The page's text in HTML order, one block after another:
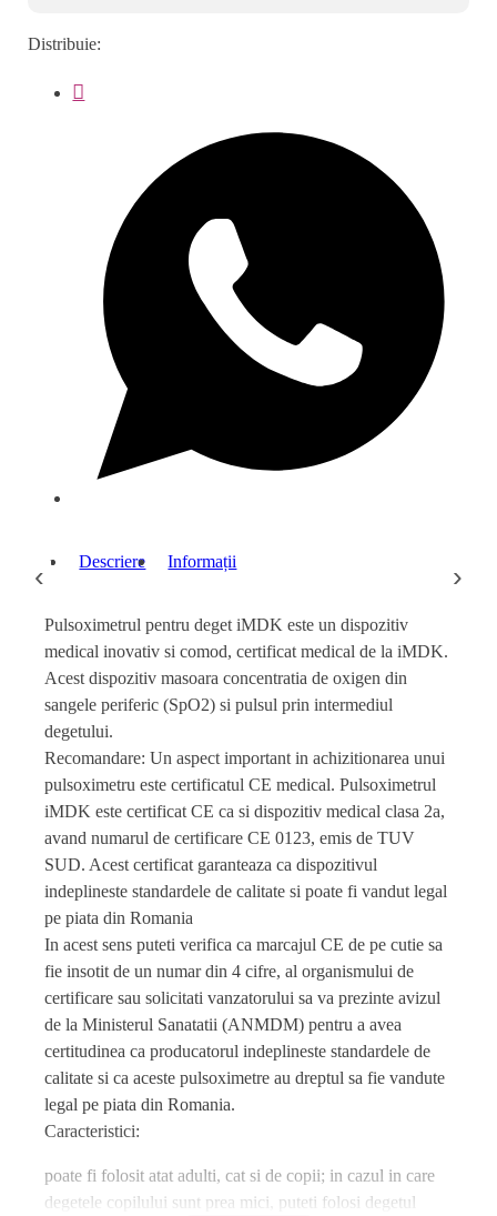
Distribuie:
‹ Descriere Informații
Pulsoximetrul pentru deget iMDK este un dispozitiv
medical inovativ si comod, certificat medical de la iMDK.
Acest dispozitiv masoara concentratia de oxigen din
sangele periferic (SpO2) si pulsul prin intermediul
degetului.
Recomandare: Un aspect important in achizitionarea unui
pulsoximetru este certificatul CE medical. Pulsoximetrul
iMDK este certificat CE ca si dispozitiv medical clasa 2a,
avand numarul de certificare CE 0123, emis de TUV
SUD. Acest certificat garanteaza ca dispozitivul
indeplineste standardele de calitate si poate fi vandut legal
pe piata din Romania
In acest sens puteti verifica ca marcajul CE de pe cutie sa
fie insotit de un numar din 4 cifre, al organismului de
certificare sau solicitati vanzatorului sa va prezinte avizul
de la Ministerul Sanatatii (ANMDM) pentru a avea
certitudinea ca producatorul indeplineste standardele de
calitate si ca aceste pulsoximetre au dreptul sa fie vandute
legal pe piata din Romania.
Caracteristici:
poate fi folosit atat adulti, cat si de copii; in cazul in care
degetele copilului sunt prea mici, puteti folosi degetul
›